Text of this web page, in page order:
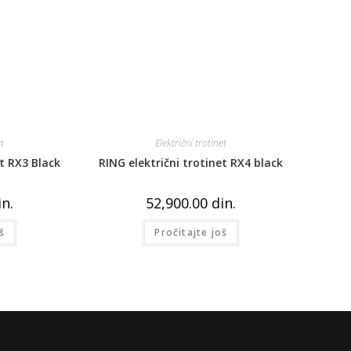
Black
Električni trotinet
RING električni trotinet RX4 black
52,900.00 din.
Pročitajte još